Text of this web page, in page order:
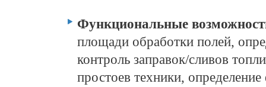
Функциональные
площади обработки полей,
контроль заправок/сливов
простоев техники,